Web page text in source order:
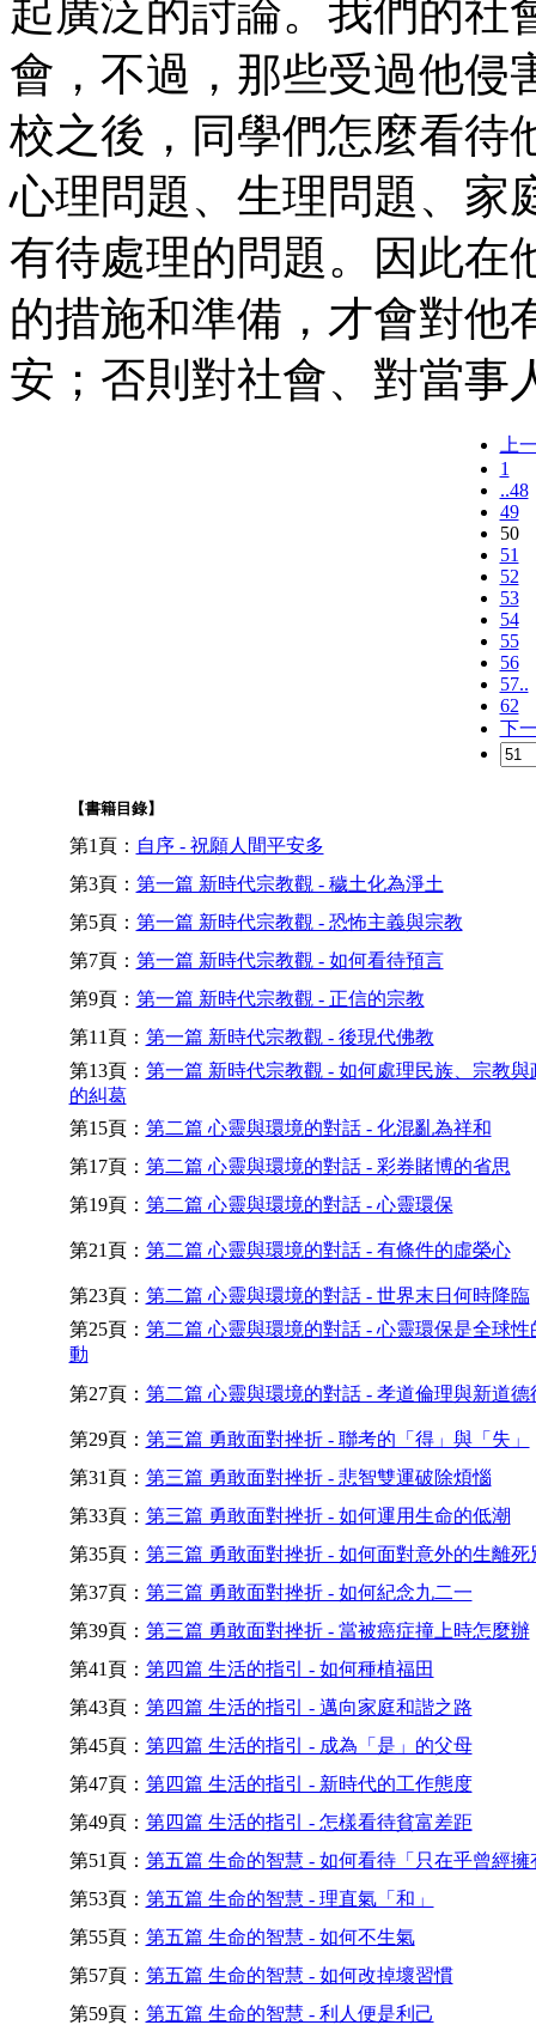
起廣泛的討論。我們的社
會，不過，那些受過他侵
校之後，同學們怎麼看待
心理問題、生理問題、家
有待處理的問題。因此在
的措施和準備，才會對他
安；否則對社會、對當事
上
1
..48
49
50
51
52
53
54
55
56
57..
62
下
【書籍目錄】
第1頁： 自序 - 祝願人間平安多
第3頁： 第一篇 新時代宗教觀 - 穢土化為淨土
第5頁： 第一篇 新時代宗教觀 - 恐怖主義與宗教
第7頁： 第一篇 新時代宗教觀 - 如何看待預言
第9頁： 第一篇 新時代宗教觀 - 正信的宗教
第11頁： 第一篇 新時代宗教觀 - 後現代佛教
第13頁： 第一篇 新時代宗教觀 - 如何處理民族、宗教與
的糾葛
第15頁： 第二篇 心靈與環境的對話 - 化混亂為祥和
第17頁： 第二篇 心靈與環境的對話 - 彩券賭博的省思
第19頁： 第二篇 心靈與環境的對話 - 心靈環保
第21頁： 第二篇 心靈與環境的對話 - 有條件的虛榮心
第23頁： 第二篇 心靈與環境的對話 - 世界末日何時降臨
第25頁： 第二篇 心靈與環境的對話 - 心靈環保是全球性
動
第27頁： 第二篇 心靈與環境的對話 - 孝道倫理與新道德
第29頁： 第三篇 勇敢面對挫折 - 聯考的「得」與「失」
第31頁： 第三篇 勇敢面對挫折 - 悲智雙運破除煩惱
第33頁： 第三篇 勇敢面對挫折 - 如何運用生命的低潮
第35頁： 第三篇 勇敢面對挫折 - 如何面對意外的生離死
第37頁： 第三篇 勇敢面對挫折 - 如何紀念九二一
第39頁： 第三篇 勇敢面對挫折 - 當被癌症撞上時怎麼辦
第41頁： 第四篇 生活的指引 - 如何種植福田
第43頁： 第四篇 生活的指引 - 邁向家庭和諧之路
第45頁： 第四篇 生活的指引 - 成為「是」的父母
第47頁： 第四篇 生活的指引 - 新時代的工作態度
第49頁： 第四篇 生活的指引 - 怎樣看待貧富差距
第51頁： 第五篇 生命的智慧 - 如何看待「只在乎曾經擁
第53頁： 第五篇 生命的智慧 - 理直氣「和」
第55頁： 第五篇 生命的智慧 - 如何不生氣
第57頁： 第五篇 生命的智慧 - 如何改掉壞習慣
第59頁： 第五篇 生命的智慧 - 利人便是利己